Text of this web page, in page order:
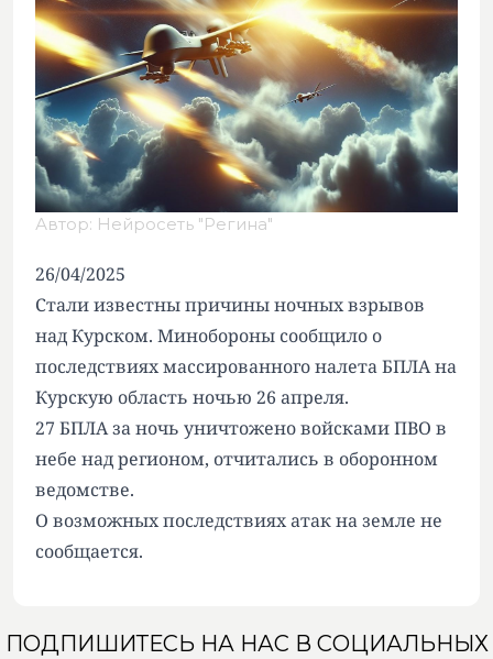
Автор: Нейросеть "Регина"
26/04/2025
Стали известны причиныночных взрывов
над Курском. Минобороны сообщило о
последствиях массированного налета БПЛА на
Курскую область ночью 26 апреля.
27 БПЛА за ночь уничтожено войсками ПВО в
небе над регионом, отчитались в оборонном
ведомстве.
О возможных последствиях атак на земле не
сообщается.
ПОДПИШИТЕСЬ НА НАС В СОЦИАЛЬНЫХ